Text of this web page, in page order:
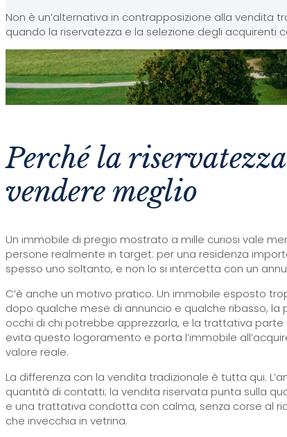
Non è un’alternativa in contrapposizione alla vendita
quando la riservatezza e la selezione degli acquirenti
Perché la
vendere meglio
Un immobile di pregio mostrato a mille curiosi vale
persone realmente in target: per una residenza
spesso uno soltanto, e non lo si intercetta con un
C’è anche un motivo pratico. Un immobile esposto
dopo qualche mese di annuncio e qualche ribasso,
occhi di chi potrebbe apprezzarla, e la trattativa parte
evita questo logoramento e porta l’immobile
valore reale.
La differenza con la vendita tradizionale è tutta qui.
quantità di contatti; la vendita riservata punta sulla
e una trattativa condotta con calma, senza corse al
che invecchia in vetrina.